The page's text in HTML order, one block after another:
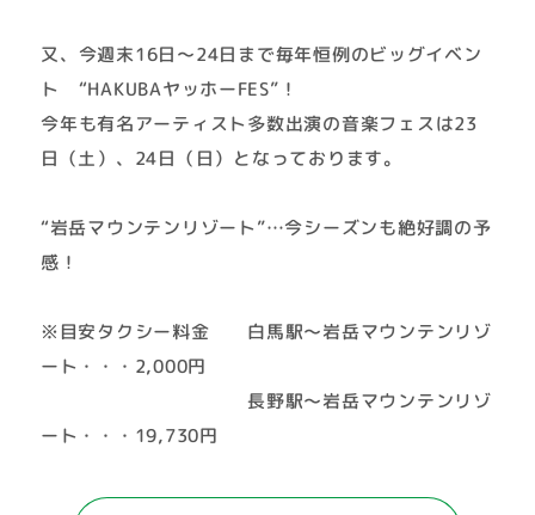
又、今週末16日～24日まで毎年恒例のビッグイベン
ト “HAKUBAヤッホーFES”！
今年も有名アーティスト多数出演の音楽フェスは23
日（土）、24日（日）となっております。
“岩岳マウンテンリゾート”…今シーズンも絶好調の予
感！
※目安タクシー料金 白馬駅～岩岳マウンテンリゾ
ート・・・2,000円
長野駅～岩岳マウンテンリゾ
ート・・・19,730円